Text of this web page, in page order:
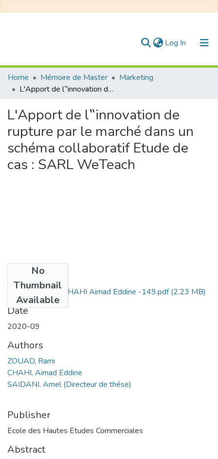
Log In (current)
Communities & Collections
All of DSpace
Statistics
Home Mémoire de Master
Marketing
L'Apport de l‟innovation de rupture par le marché dans un schéma collaboratif Etude de cas : SARL WeTeach
L'Apport de l‟innovation de
rupture par le marché dans un
schéma collaboratif Etude de
cas : SARL WeTeach
No
Thumbnail
Available
ZOUAD Rami + CHAHI Aimad Eddine -149.pdf(2.23 MB)
Date
2020-09
Authors
ZOUAD, Rami
CHAHI, Aimad Eddine
SAIDANI, Amel (Directeur de thése)
Publisher
Ecole des Hautes Etudes Commerciales
Abstract